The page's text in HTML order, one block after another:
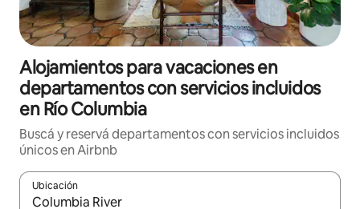
Alojamientos para vacaciones en
departamentos con servicios incluidos
en Río Columbia
Buscá y reservá departamentos con servicios incluidos
únicos en Airbnb
Ubicación
Cuando los resultados estén disponibles, navegá con las